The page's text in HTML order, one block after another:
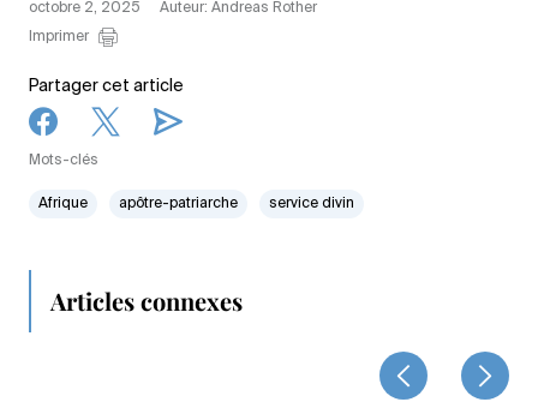
octobre 2, 2025
Auteur: Andreas Rother
Imprimer
Partager cet article
Mots-clés
Afrique apôtre-patriarche service divin
Articles connexes